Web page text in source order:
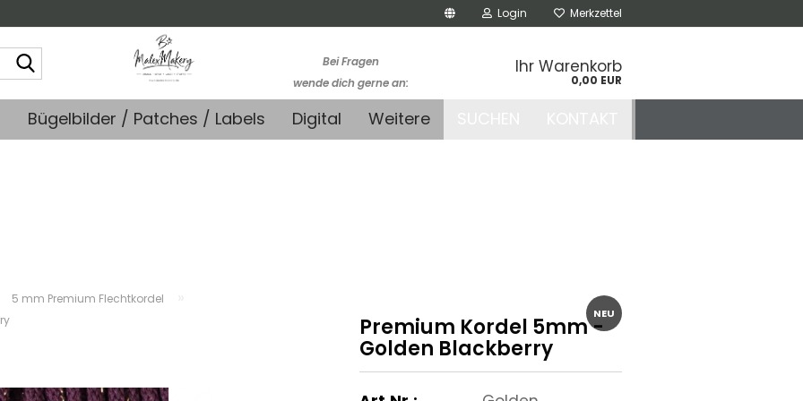
Login Merkzettel
Bei Fragen
wende dich gerne an:
kontakt@stoffmonk.de
-Kein telefonischer
Ihr Warenkorb
0,00 EUR
Bügelbilder / Patches / Labels Digital Weitere
5 mm Premium Flechtkordel
NEU
Premium Kordel 5mm -
Golden Blackberry